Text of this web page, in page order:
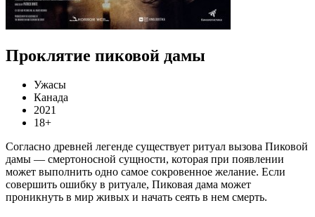
Проклятие пиковой дамы
Ужасы
Канада
2021
18+
Согласно древней легенде существует ритуал вызова Пиковой
дамы — смертоносной сущности, которая при появлении
может выполнить одно самое сокровенное желание. Если
совершить ошибку в ритуале, Пиковая дама может
проникнуть в мир живых и начать сеять в нем смерть.